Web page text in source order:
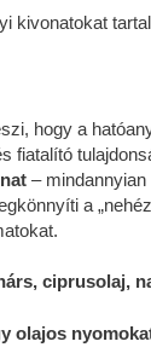
kivonatokat
hogy a
fiatalító
–
a
ciprusolaj,
olajos